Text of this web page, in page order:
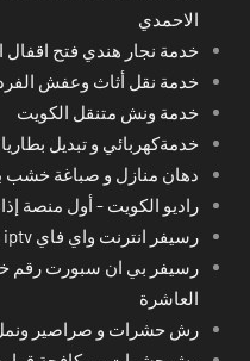
الاحمدي
خدمة نجار هندي فتح
خدمة نقل أثاث وعفش
خدمة ونش متنقل الكويت
خدمةكهربائي و تبديل
دهان منازل و صباغة خشب
راديو الكويت - أول منصة
رسيفر انترنت واي فاي iptv خدمة فني ستلايت المنقف
رسيفر بي ان سبورت رقم
العاشرة
رش حشرات و صراصير